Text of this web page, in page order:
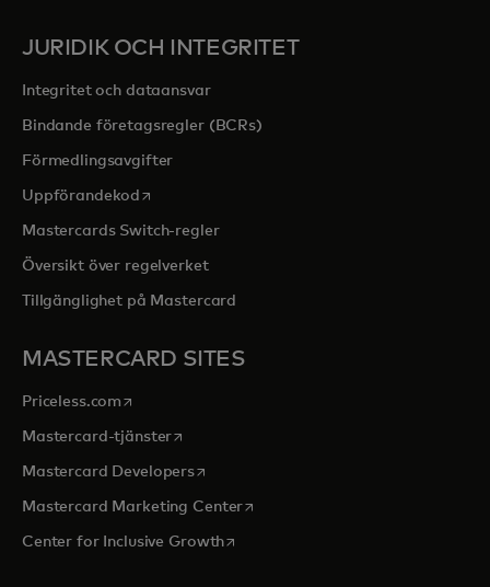
JURIDIK OCH INTEGRITET
Integritet och dataansvar
Bindande företagsregler (BCRs)
Förmedlingsavgifter
Uppförandekod opens in a new tab
Mastercards Switch-regler
Översikt över regelverket
Tillgänglighet på Mastercard
MASTERCARD SITES
Priceless.com opens in a new tab
Mastercard-tjänsteropens in a new tab
Mastercard Developersopens in a new tab
Mastercard Marketing Centeropens in a new tab
Center for Inclusive Growthopens in a new tab